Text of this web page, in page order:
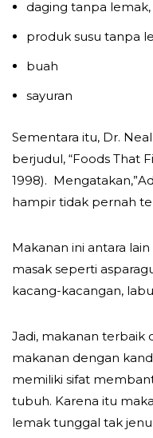
daging tanpa
produk susu tanpa
buah
sayuran
Sementara itu, Dr.
berjudul, “Foods That
1998).
hampir tidak pernah
Makanan ini antara
masak seperti
kacang-kacangan,
Jadi, makanan terbaik
makanan dengan
memiliki sifat
tubuh. Karena itu
lemak tunggal tak